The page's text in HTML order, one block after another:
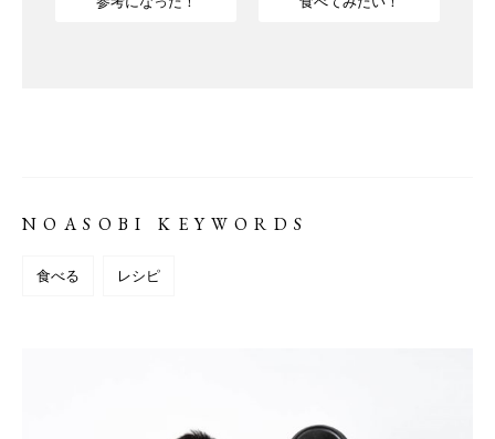
NOASOBI KEYWORDS
食べる レシピ